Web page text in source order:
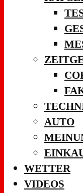
AUTO
WETTER
VIDEOS